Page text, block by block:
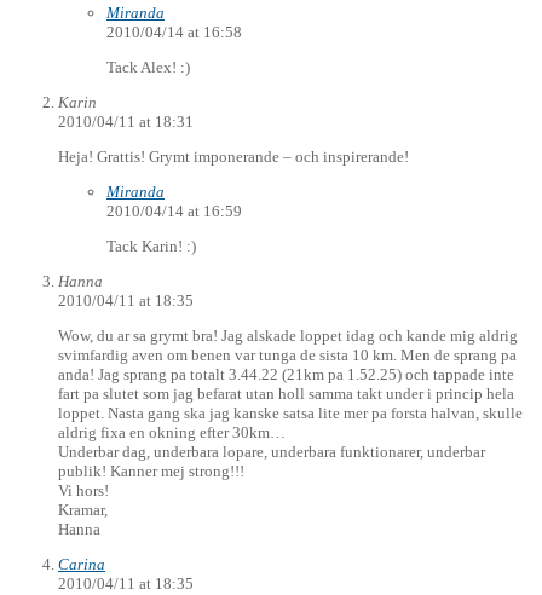
Miranda
2010/04/14 at 16:58
Tack Alex! :)
Karin
2010/04/11 at 18:31
Heja! Grattis! Grymt imponerande – och inspirerande!
Miranda
2010/04/14 at 16:59
Tack Karin! :)
Hanna
2010/04/11 at 18:35
Wow, du ar sa grymt bra! Jag alskade loppet idag och kande mig aldrig
svimfardig aven om benen var tunga de sista 10 km. Men de sprang pa
anda! Jag sprang pa totalt 3.44.22 (21km pa 1.52.25) och tappade inte
fart pa slutet som jag befarat utan holl samma takt under i princip hela
loppet. Nasta gang ska jag kanske satsa lite mer pa forsta halvan, skulle
aldrig fixa en okning efter 30km…
Underbar dag, underbara lopare, underbara funktionarer, underbar
publik! Kanner mej strong!!!
Vi hors!
Kramar,
Hanna
Carina
2010/04/11 at 18:35